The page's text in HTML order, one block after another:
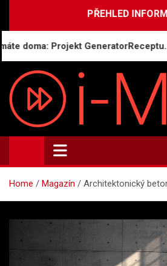
PŘEHLED
Projekt GeneratorReceptu.cz
i-MAG.CZ
Informační magazín | Public Relations
Home Magazín Architektonický